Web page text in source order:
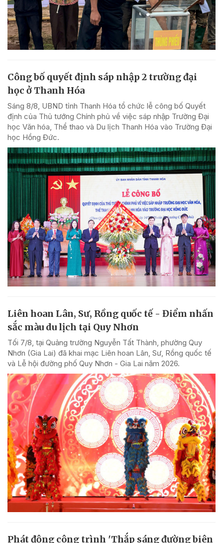
Công bố quyết định sáp nhập 2 trường đại
học ở Thanh Hóa
Sáng 8/8, UBND tỉnh Thanh Hóa tổ chức lễ công bố Quyết
định của Thủ tướng Chính phủ về việc sáp nhập Trường Đại
học Văn hóa, Thể thao và Du lịch Thanh Hóa vào Trường Đại
học Hồng Đức.
Liên hoan Lân, Sư, Rồng quốc tế - Điểm nhấn
sắc màu du lịch tại Quy Nhơn
Tối 7/8, tại Quảng trường Nguyễn Tất Thành, phường Quy
Nhơn (Gia Lai) đã khai mạc Liên hoan Lân, Sư, Rồng quốc tế
và Lễ hội đường phố Quy Nhơn - Gia Lai năm 2026.
Phát động công trình 'Thắp sáng đường biên